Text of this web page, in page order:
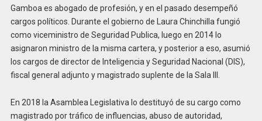
Gamboa es abogado de profesión, y en el pasado desempeñó
cargos políticos. Durante el gobierno de Laura Chinchilla fungió
como viceministro de Seguridad Publica, luego en 2014 lo
asignaron ministro de la misma cartera, y posterior a eso, asumió
los cargos de director de Inteligencia y Seguridad Nacional (DIS),
fiscal general adjunto y magistrado suplente de la Sala III.
En 2018 la Asamblea Legislativa lo destituyó de su cargo como
magistrado por tráfico de influencias, abuso de autoridad,